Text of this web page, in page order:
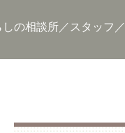
しの相談所 スタッフ